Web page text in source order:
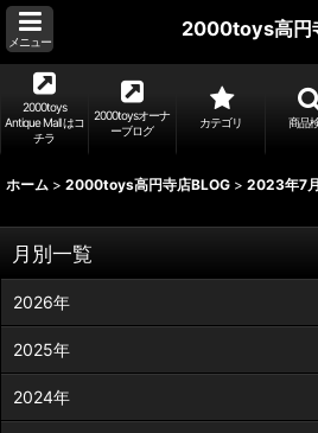
メニュー
2000toys高円
2000toys
Antique Mall はコ
チラ
2000toysオーナ
ーブログ
カテゴリ 商品
ホーム > 2000toys高円寺店BLOG > 2023年7月
月別一覧
2026年
2025年
2024年